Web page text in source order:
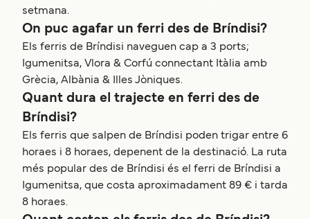
setmana.
On puc agafar un ferri des de Bríndisi?
Els ferris de Bríndisi naveguen cap a 3 ports;
Igumenitsa, Vlora & Corfú connectant Itàlia amb
Grècia, Albània & Illes Jòniques.
Quant dura el trajecte en ferri des de
Bríndisi?
Els ferris que salpen de Bríndisi poden trigar entre 6
horaes i 8 horaes, depenent de la destinació. La ruta
més popular des de Bríndisi és el ferri de Bríndisi a
Igumenitsa, que costa aproximadament 89 € i tarda
8 horaes.